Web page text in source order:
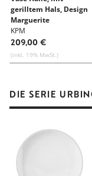
gerilltem Hals, Design
Marguerite
Friedländer
KPM
209,00 €
(inkl. 19% MwSt.)
DIE SERIE